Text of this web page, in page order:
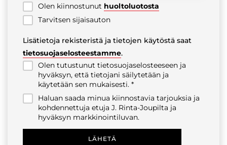
Olen kiinnostunut huoltoluotosta
Tarvitsen sijaisauton
Lisätietoja rekisteristä ja tietojen käytöstä saat
tietosuojaselosteestamme.
Olen tutustunut tietosuojaselosteeseen ja
hyväksyn, että tietojani säilytetään ja
käytetään sen mukaisesti.
Haluan saada minua kiinnostavia tarjouksia ja
kohdennettuja etuja J. Rinta-Joupilta ja
hyväksyn markkinointiluvan.
LÄHETÄ